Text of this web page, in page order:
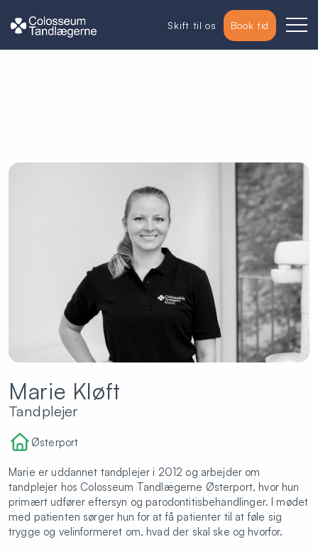
Marie Kløft
Tandplejer
Østerport
Marie er uddannet tandplejer i 2012 og arbejder om
tandplejer hos Colosseum Tandlægerne Østerport, hvor hun
primært udfører eftersyn og parodontitisbehandlinger. I mødet
med patienten sørger hun for at få patienter til at føle sig
trygge og velinformeret om, hvad der skal ske og hvorfor.
Skift til os Book tid